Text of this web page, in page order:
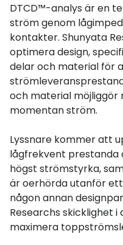
DTCD™-analys är en
ström genom
kontakter. Shunyata
optimera design,
delar och material för
och material möjliggör
momentan ström.
Lyssnare kommer att
lågfrekvent
högst strömstyrka,
är oerhörda utanför
någon annan
Researchs skicklighet
maximera